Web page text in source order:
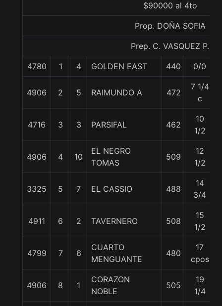
$90000 al 4to
Prop. DOÑA SOFIA
Prep. C. VASQUEZ P.
4780 1 4 GOLDEN EAST 440 0/0
4906 2 5 RAIMUNDO A 472
7 1/4
c
4716 3 3 PARSIFAL 462
10
1/2
4906 4 10
EL NEGRO
TOMAS
509
12
1/2
3325 5 7 EL CASSIO 488
14
3/4
4911 6 2 TAVERNERO 508
15
1/2
4799 7 6
CUARTO
MENGUANTE
480
17
cpos
4906 8 1
CORAZON
NOBLE
505
19
1/4